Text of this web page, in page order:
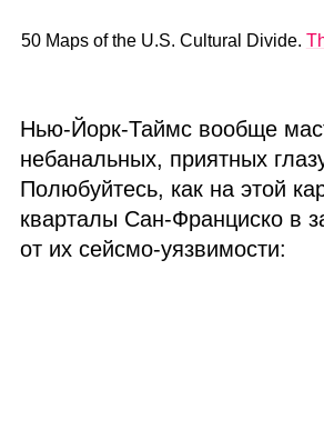
50 Maps of the U.S. Cultural Divide.
Нью‑Йорк‑Таймс вообще
небанальных, приятных
Полюбуйтесь, как на этой
кварталы Сан‑Франциско в
от их сейсмо‑уязвимости: